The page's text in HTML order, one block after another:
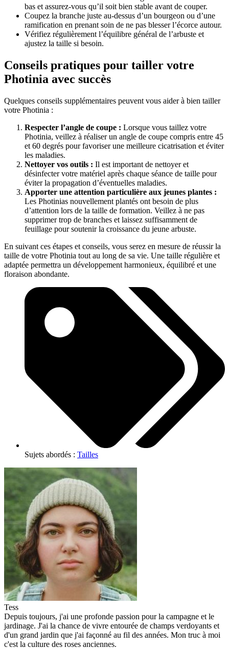
bas et assurez-vous qu’il soit bien stable avant de couper.
Coupez la branche juste au-dessus d’un bourgeon ou d’une
ramification en prenant soin de ne pas blesser l’écorce autour.
Vérifiez régulièrement l’équilibre général de l’arbuste et
ajustez la taille si besoin.
Conseils pratiques pour tailler votre
Photinia avec succès
Quelques conseils supplémentaires peuvent vous aider à bien tailler
votre Photinia :
Respecter l’angle de coupe : Lorsque vous taillez votre
Photinia, veillez à réaliser un angle de coupe compris entre 45
et 60 degrés pour favoriser une meilleure cicatrisation et éviter
les maladies.
Nettoyer vos outils : Il est important de nettoyer et
désinfecter votre matériel après chaque séance de taille pour
éviter la propagation d’éventuelles maladies.
Apporter une attention particulière aux jeunes plantes :
Les Photinias nouvellement plantés ont besoin de plus
d’attention lors de la taille de formation. Veillez à ne pas
supprimer trop de branches et laissez suffisamment de
feuillage pour soutenir la croissance du jeune arbuste.
En suivant ces étapes et conseils, vous serez en mesure de réussir la
taille de votre Photinia tout au long de sa vie. Une taille régulière et
adaptée permettra un développement harmonieux, équilibré et une
floraison abondante.
Sujets abordés : Tailles
Tess
Depuis toujours, j'ai une profonde passion pour la campagne et le
jardinage. J'ai la chance de vivre entourée de champs verdoyants et
d'un grand jardin que j'ai façonné au fil des années. Mon truc à moi
c'est la culture des roses anciennes.